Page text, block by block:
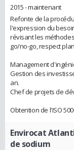
2015 - maintenant
Refonte de la
l'expression du
révisant les
go/no-go, respect
Management
Gestion des
an.
Chef de projets de
Obtention de l'ISO
Envirocat
de sodium